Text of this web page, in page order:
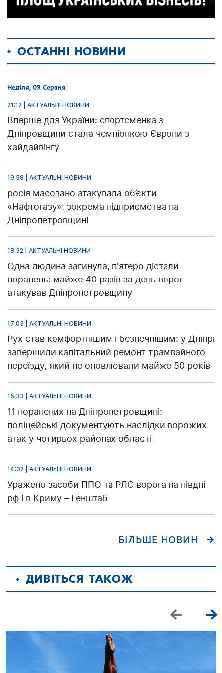
ОСТАННІ НОВИНИ
Неділя, 09 Серпня
21:12 | АКТУАЛЬНІ НОВИНИ
Вперше для України: спортсменка з
Дніпровщини стала чемпіонкою Європи з
хайдайвінгу
19:58 | АКТУАЛЬНІ НОВИНИ
росія масовано атакувала об’єкти
«Нафтогазу»: зокрема підприємства на
Дніпропетровщині
18:32 | АКТУАЛЬНІ НОВИНИ
Одна людина загинула, п'ятеро дістали
поранень: майже 40 разів за день ворог
атакував Дніпропетровщину
17:03 | АКТУАЛЬНІ НОВИНИ
Рух став комфортнішим і безпечнішим: у Дніпрі
завершили капітальний ремонт трамвайного
переїзду, який не оновлювали майже 50 років
15:33 | АКТУАЛЬНІ НОВИНИ
11 поранених на Дніпропетровщині:
поліцейські документують наслідки ворожих
атак у чотирьох районах області
14:02 | АКТУАЛЬНІ НОВИНИ
Уражено засоби ППО та РЛС ворога на півдні
рф і в Криму – Генштаб
БІЛЬШЕ НОВИН
ДИВІТЬСЯ ТАКОЖ